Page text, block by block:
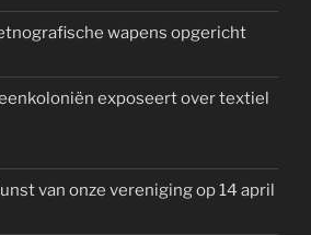
wapens opgericht
exposeert over textiel
van onze vereniging op 14 april